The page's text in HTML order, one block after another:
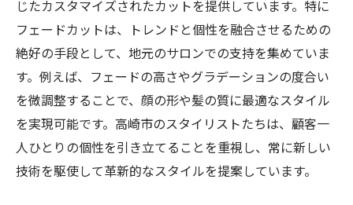
じたカスタマイズされたカットを提供しています。特に
フェードカットは、トレンドと個性を融合させるための
絶好の手段として、地元のサロンでの支持を集めていま
す。例えば、フェードの高さやグラデーションの度合い
を微調整することで、顔の形や髪の質に最適なスタイル
を実現可能です。高崎市のスタイリストたちは、顧客一
人ひとりの個性を引き立てることを重視し、常に新しい
技術を駆使して革新的なスタイルを提案しています。